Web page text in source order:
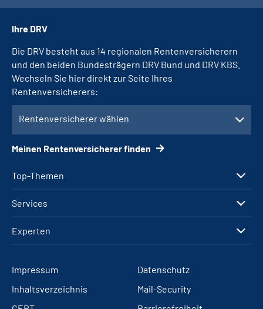
Top-Themen
Services
Experten
Ihre DRV
Die DRV besteht aus 14 regionalen Rentenversicherern
und den beiden Bundesträgern DRV Bund und DRV KBS.
Wechseln Sie hier direkt zur Seite Ihres
Rentenversicherers:
Rentenversicherer wählen
Meinen Rentenversicherer finden
Impressum
Datenschutz
Inhaltsverzeichnis
Mail-Security